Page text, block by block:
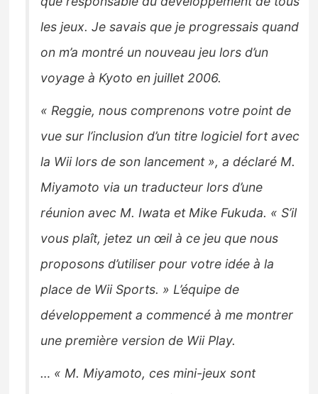
les jeux. Je savais que je progressais quand
on m’a montré un nouveau jeu lors d’un
voyage à Kyoto en juillet 2006.
« Reggie, nous comprenons votre point de
vue sur l’inclusion d’un titre logiciel fort avec
la Wii lors de son lancement », a déclaré M.
Miyamoto via un traducteur lors d’une
réunion avec M. Iwata et Mike Fukuda. « S’il
vous plaît, jetez un œil à ce jeu que nous
proposons d’utiliser pour votre idée à la
place de Wii Sports. » L’équipe de
développement a commencé à me montrer
une première version de Wii Play.
… « M. Miyamoto, ces mini-jeux sont